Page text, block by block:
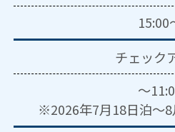
15:00
チェック
～
※2026年7月18日泊～